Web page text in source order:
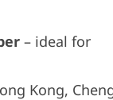
– ideal for
Kong,